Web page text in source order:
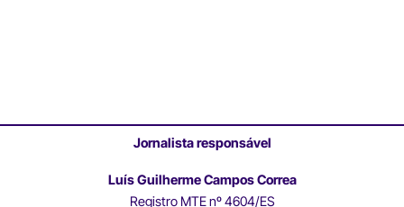
Jornalista responsável
Luís Guilherme Campos Correa
Registro MTE nº 4604/ES